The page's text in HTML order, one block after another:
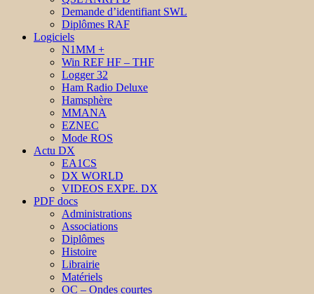
Demande d’identifiant SWL
Diplômes RAF
Logiciels
N1MM +
Win REF HF – THF
Logger 32
Ham Radio Deluxe
Hamsphère
MMANA
EZNEC
Mode ROS
Actu DX
EA1CS
DX WORLD
VIDEOS EXPE. DX
PDF docs
Administrations
Associations
Diplômes
Histoire
Librairie
Matériels
OC – Ondes courtes